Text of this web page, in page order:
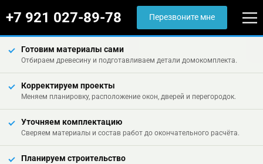
+7 921 027-89-78 Перезвоните мне
Готовим материалы сами
Отбираем древесину и подготавливаем детали домокомплекта.
Корректируем проекты
Меняем планировку, расположение окон, дверей и перегородок.
Уточняем комплектацию
Сверяем материалы и состав работ до окончательного расчёта.
Планируем строительство